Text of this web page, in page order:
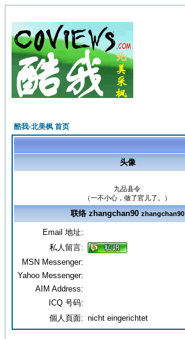
酷我-北美枫 首页
头像
九品县令
（一不小心，做了官儿了。）
联络 zhangchan90 zhangchan90
Email 地址:
私人留言:
MSN Messenger:
Yahoo Messenger:
AIM Address:
ICQ 号码:
個人頁面: nicht eingerichtet